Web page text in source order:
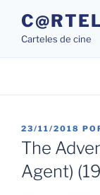
contenido
Carteles de cine
PUBLICADO
EL
23/11/2018
The
Agent)